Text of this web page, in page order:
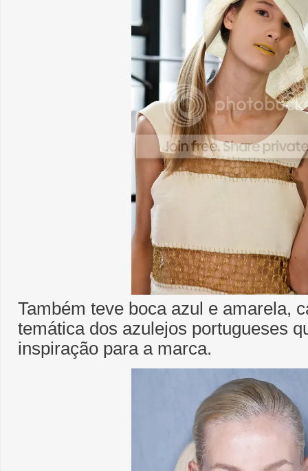
Também teve boca azul e amarela,
temática dos azulejos portugueses
inspiração para a marca.